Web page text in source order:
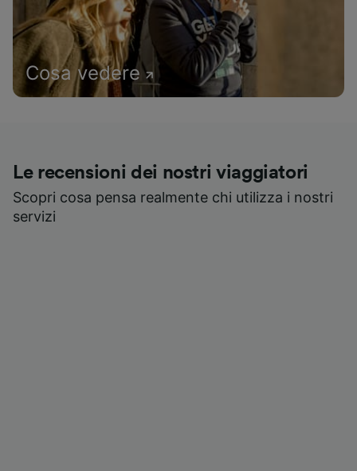
Cosa vedere
Le recensioni dei nostri viaggiatori
Scopri cosa pensa realmente chi utilizza i nostri
servizi